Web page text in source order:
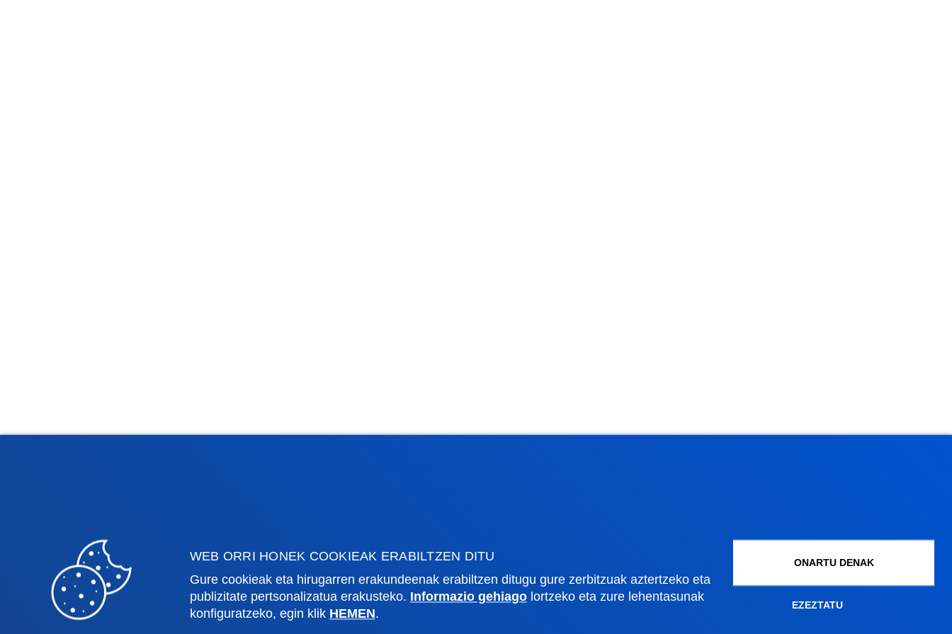
WEB ORRI HONEK COOKIEAK ERABILTZEN DITU
Gure cookieak eta hirugarren erakundeenak erabiltzen ditugu gure zerbitzuak aztertzeko eta
publizitate pertsonalizatua erakusteko. Informazio gehiagolortzeko eta zure lehentasunak
konfiguratzeko, egin klik HEMEN.
ONARTU DENAK
EZEZTATU